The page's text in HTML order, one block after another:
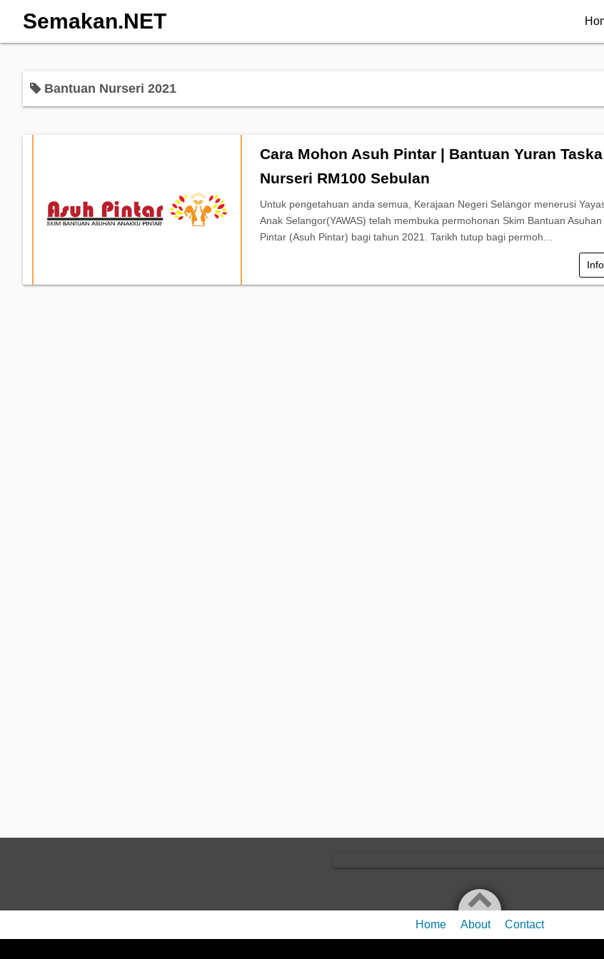
Semakan.NET
Bantuan Nurseri 2021
Cara Mohon Asuh Pintar | Bantuan Yuran
Nurseri RM100 Sebulan
Untuk pengetahuan anda semua, Kerajaan Negeri Selangor menerusi
Anak Selangor(YAWAS) telah membuka permohonan Skim Bantuan Asuhan
Pintar (Asuh Pintar) bagi tahun 2021. Tarikh tutup bagi permoh…
Home About Contact